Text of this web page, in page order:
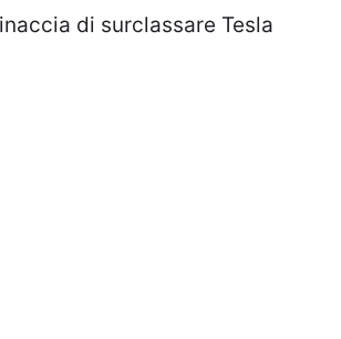
di surclassare Tesla